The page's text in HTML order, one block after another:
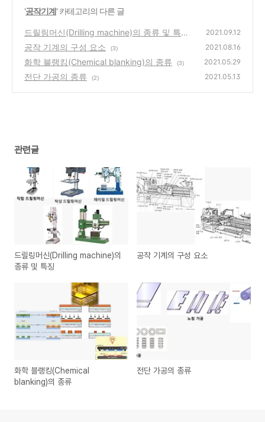
'공작기계' 카테고리의 다른 글
드릴링머신(Drilling machine)의 종류 및 특징
(3)
2021.09.12
공작 기계의 구성 요소 (3) 2021.08.16
화학 블랭킹(Chemical blanking)의 종류 (3) 2021.05.29
전단 가공의 종류 (2) 2021.05.13
관련글
드릴링머신(Drilling machine)의
종류 및 특징
공작 기계의 구성 요소
화학 블랭킹(Chemical
blanking)의 종류
전단 가공의 종류